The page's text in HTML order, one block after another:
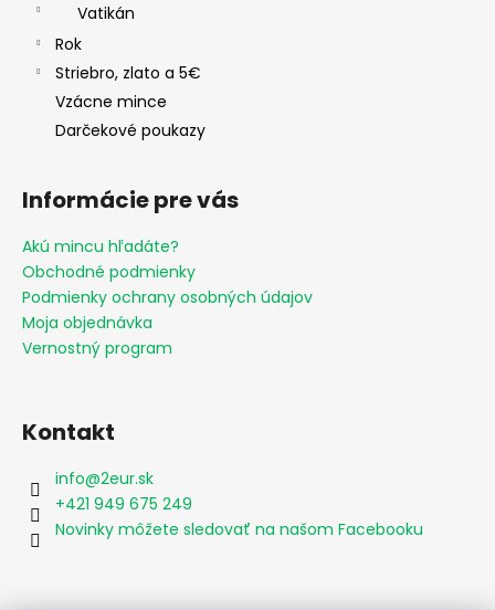
Vatikán
Rok
Striebro, zlato a 5€
Vzácne mince
Darčekové poukazy
Informácie pre vás
Akú mincu hľadáte?
Obchodné podmienky
Podmienky ochrany osobných údajov
Moja objednávka
Vernostný program
Kontakt
info@2eur.sk
+421 949 675 249
Novinky môžete sledovať na našom Facebooku